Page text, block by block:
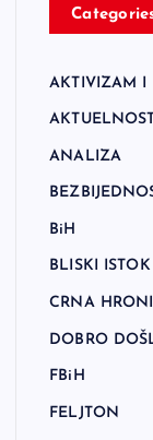
AKTIVIZAM I
ANALIZA
BiH
BLISKI ISTOK
CRNA
DOBRO
FBiH
FELJTON